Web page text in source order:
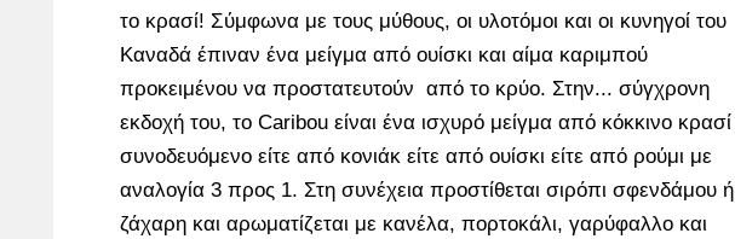
το κρασί! Σύμφωνα με τους μύθους, οι υλοτόμοι και οι κυνηγοί του
Καναδά έπιναν ένα μείγμα από ουίσκι και αίμα καριμπού
προκειμένου να προστατευτούν από το κρύο. Στην... σύγχρονη
εκδοχή του, το Caribou είναι ένα ισχυρό μείγμα από κόκκινο κρασί
συνοδευόμενο είτε από κονιάκ είτε από ουίσκι είτε από ρούμι με
αναλογία 3 προς 1. Στη συνέχεια προστίθεται σιρόπι σφενδάμου ή
ζάχαρη και αρωματίζεται με κανέλα, πορτοκάλι, γαρύφαλλο και